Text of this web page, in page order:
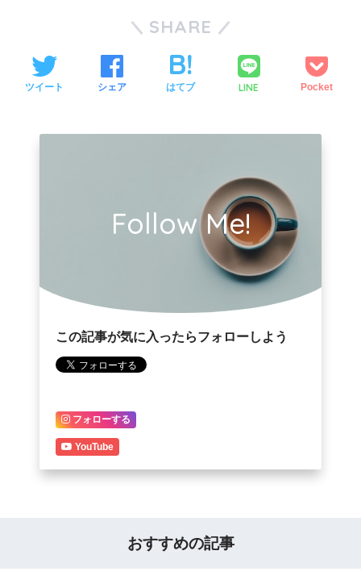
SHARE
ツイート シェア はてブ LINE Pocket
Follow Me!
この記事が気に入ったらフォローしよう
フォローする
YouTube
おすすめの記事